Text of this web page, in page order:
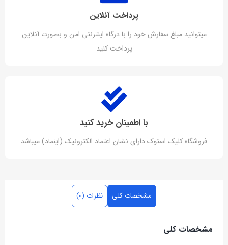
پرداخت آنلاین
میتوانید مبلغ سفارش خود را با درگاه اینترنتی امن و بصورت آنلاین
پرداخت کنید
با اطمینان خرید کنید
فروشگاه کلیک استوک دارای نشان اعتماد الکترونیک (اینماد) میباشد
مشخصات کلی نظرات (0)
مشخصات کلی